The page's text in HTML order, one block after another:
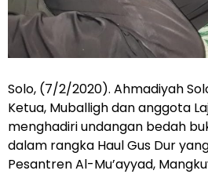
Solo, (7/2/2020). Ahmadiyah
Ketua, Muballigh dan anggota
menghadiri undangan bedah
dalam rangka Haul Gus Dur
Pesantren Al-Mu’ayyad,